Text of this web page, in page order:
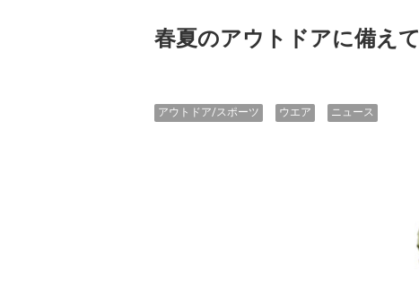
春夏のアウトドアに備え
アウトドア/スポーツ ウエア ニュース